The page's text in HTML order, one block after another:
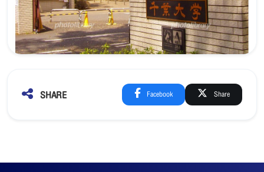
SHARE Facebook Share